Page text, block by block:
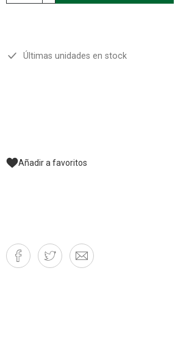
Últimas unidades en stock
Añadir a favoritos